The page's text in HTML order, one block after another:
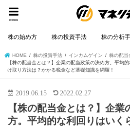
menu
株の始め方 株の投資手法 株の分析
HOME 株の投資手法 インカムゲイン
株の配当
【株の配当金とは？】企業の配当政策の決め方。平均
け取り方法は？かかる税金など基礎知識を網羅！
2019.06.15 2022.02.27
【株の配当金とは？】企
方。平均的な利回りはいく